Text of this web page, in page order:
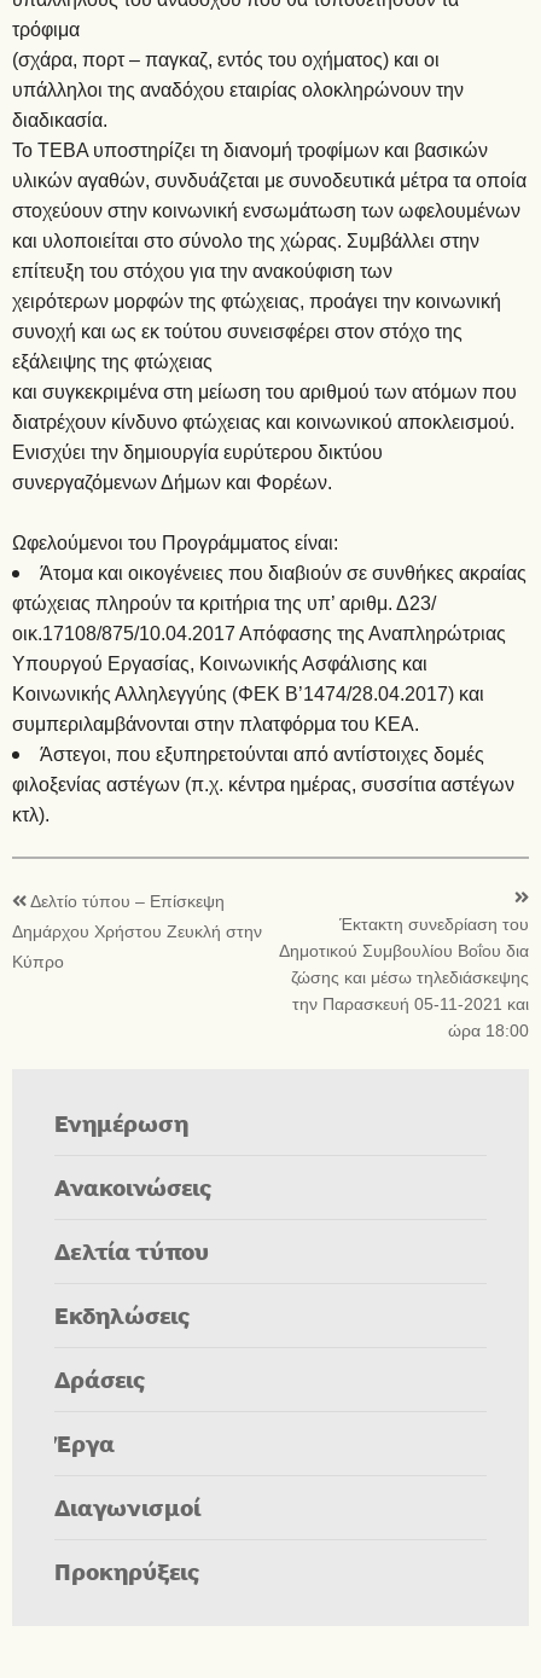
τρόφιμα
(σχάρα, πορτ – παγκαζ, εντός του οχήματος) και οι
υπάλληλοι της αναδόχου εταιρίας ολοκληρώνουν την
διαδικασία.
Το ΤΕΒΑ υποστηρίζει τη διανομή τροφίμων και βασικών
υλικών αγαθών, συνδυάζεται με συνοδευτικά μέτρα τα οποία
στοχεύουν στην κοινωνική ενσωμάτωση των ωφελουμένων
και υλοποιείται στο σύνολο της χώρας. Συμβάλλει στην
επίτευξη του στόχου για την ανακούφιση των
χειρότερων μορφών της φτώχειας, προάγει την κοινωνική
συνοχή και ως εκ τούτου συνεισφέρει στον στόχο της
εξάλειψης της φτώχειας
και συγκεκριμένα στη μείωση του αριθμού των ατόμων που
διατρέχουν κίνδυνο φτώχειας και κοινωνικού αποκλεισμού.
Ενισχύει την δημιουργία ευρύτερου δικτύου
συνεργαζόμενων Δήμων και Φορέων.
Ωφελούμενοι του Προγράμματος είναι:
Άτομα και οικογένειες που διαβιούν σε συνθήκες ακραίας
φτώχειας πληρούν τα κριτήρια της υπ’ αριθμ. Δ23/
οικ.17108/875/10.04.2017 Απόφασης της Αναπληρώτριας
Υπουργού Εργασίας, Κοινωνικής Ασφάλισης και
Κοινωνικής Αλληλεγγύης (ΦΕΚ Β’1474/28.04.2017) και
συμπεριλαμβάνονται στην πλατφόρμα του ΚΕΑ.
Άστεγοι, που εξυπηρετούνται από αντίστοιχες δομές
φιλοξενίας αστέγων (π.χ. κέντρα ημέρας, συσσίτια αστέγων
κτλ).
Δελτίο τύπου – Επίσκεψη
Δημάρχου Χρήστου Ζευκλή στην
Κύπρο
Έκτακτη συνεδρίαση του
Δημοτικού Συμβουλίου Βοΐου δια
ζώσης και μέσω τηλεδιάσκεψης
την Παρασκευή 05-11-2021 και
ώρα 18:00
Ενημέρωση
Ανακοινώσεις
Δελτία τύπου
Εκδηλώσεις
Δράσεις
Έργα
Διαγωνισμοί
Προκηρύξεις